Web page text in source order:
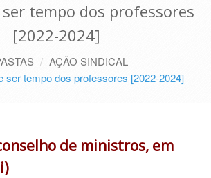
tempo dos professores
[2022-2024]
AÇÃO SINDICAL
ser tempo dos professores [2022-2024]
de ministros, em